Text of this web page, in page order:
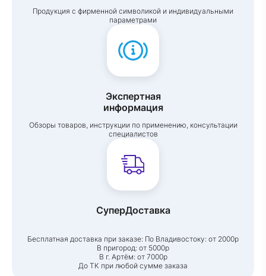
Продукция с фирменной символикой и индивидуальными
параметрами
Экспертная
информация
Обзоры товаров, инструкции по применению, консультации
специалистов
СуперДоставка
Бесплатная доставка при заказе: По Владивостоку: от 2000р
В пригород: от 5000р
В г. Артём: от 7000р
До ТК при любой сумме заказа